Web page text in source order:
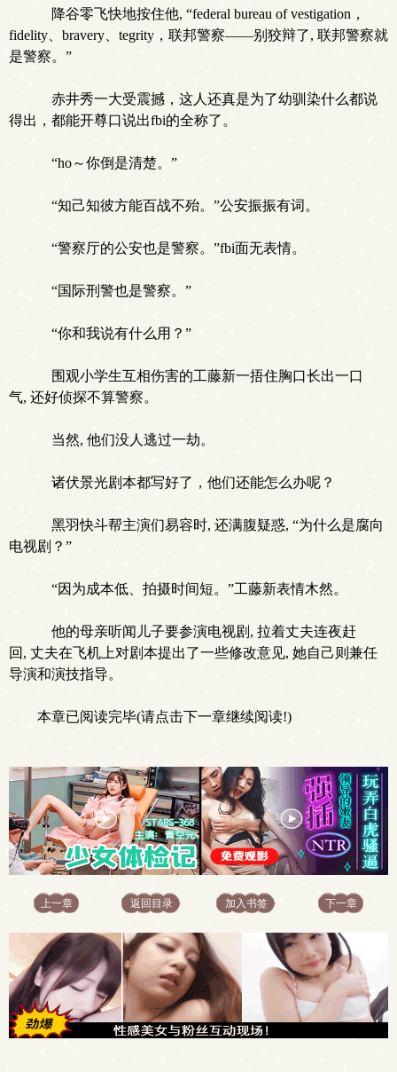
降谷零飞快地按住他, “federal bureau of vestigation，
fidelity、bravery、tegrity，联邦警察——别狡辩了, 联邦警察就
是警察。”
赤井秀一大受震撼，这人还真是为了幼驯染什么都说
得出，都能开尊口说出fbi的全称了。
“ho～你倒是清楚。”
“知己知彼方能百战不殆。”公安振振有词。
“警察厅的公安也是警察。”fbi面无表情。
“国际刑警也是警察。”
“你和我说有什么用？”
围观小学生互相伤害的工藤新一捂住胸口长出一口
气, 还好侦探不算警察。
当然, 他们没人逃过一劫。
诸伏景光剧本都写好了，他们还能怎么办呢？
黑羽快斗帮主演们易容时, 还满腹疑惑, “为什么是腐向
电视剧？”
“因为成本低、拍摄时间短。”工藤新表情木然。
他的母亲听闻儿子要参演电视剧, 拉着丈夫连夜赶
回, 丈夫在飞机上对剧本提出了一些修改意见, 她自己则兼任
导演和演技指导。
本章已阅读完毕(请点击下一章继续阅读!)
上一章 返回目录 加入书签 下一章